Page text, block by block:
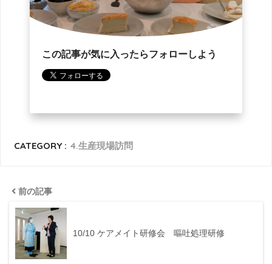
この記事が気に入ったらフォローしよう
CATEGORY : 4.生産現場訪問
前の記事
10/10 ケアメイト研修会 嘔吐処理研修